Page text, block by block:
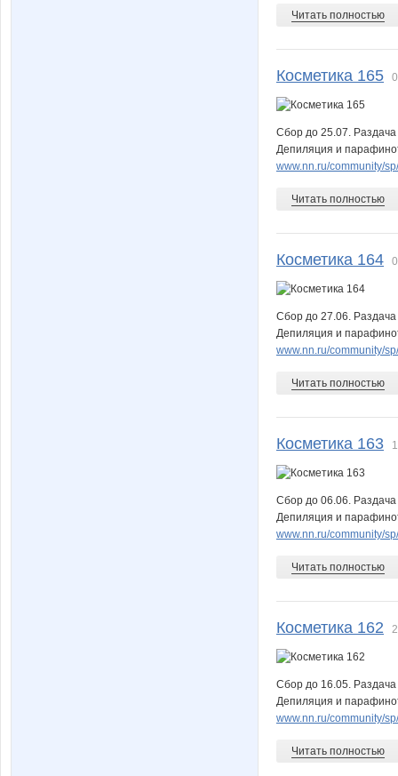
pusik qiwi
tanozd
мзымта
эталон6
Хвостик Лиса
Читать полностью
Косметика 165
Сбор до 25.07. Раздача
Депиляция и
www.nn.ru/community/
Читать полностью
Косметика 164
Сбор до 27.06. Раздача
Депиляция и
www.nn.ru/community/
Читать полностью
Косметика 163
Сбор до 06.06. Раздача
Депиляция и
www.nn.ru/community/
Читать полностью
Косметика 162
Сбор до 16.05. Раздача
Депиляция и
www.nn.ru/community/
Читать полностью